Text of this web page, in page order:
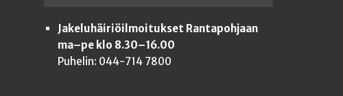
Jakeluhäiriöilmoitukset Rantapohjaan
ma–pe klo 8.30–16.00
Puhelin: 044-714 7800